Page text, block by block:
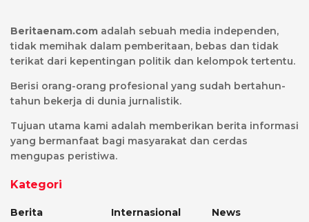
Beritaenam.com adalah sebuah media independen,
tidak memihak dalam pemberitaan, bebas dan tidak
terikat dari kepentingan politik dan kelompok tertentu.
Berisi orang-orang profesional yang sudah bertahun-
tahun bekerja di dunia jurnalistik.
Tujuan utama kami adalah memberikan berita informasi
yang bermanfaat bagi masyarakat dan cerdas
mengupas peristiwa.
Kategori
Berita
Internasional
News